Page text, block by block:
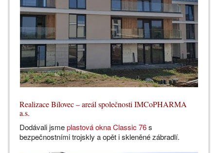
Realizace Bílovec – areál společnosti IMCoPHARMA
a.s.
Dodávali jsmeplastová okna Classic 76s
bezpečnostními trojskly a opět i skleněné zábradlí.